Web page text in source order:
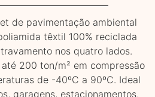
de pavimentação ambiental
têxtil 100% reciclada
nos quatro lados.
200 ton/m² em compressão
de -40ºC a 90ºC. Ideal
garagens, estacionamentos,